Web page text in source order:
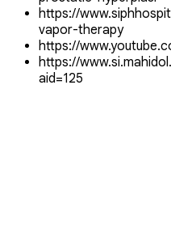
https://
vapor-therapy
https://
https://
aid=125